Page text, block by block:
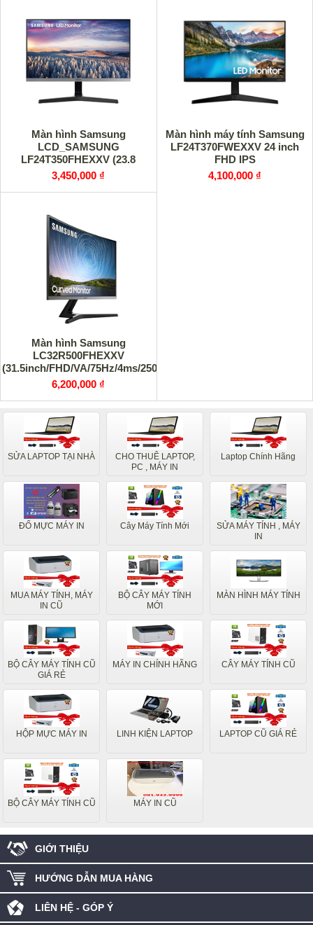
Màn hình Samsung
LCD_SAMSUNG
LF24T350FHEXXV (23.8
inch/FHD/LED/IPS/250cd/m²/HDMI+VGA/75Hz/5ms)
3,450,000 ₫
Màn hình máy tính Samsung
LF24T370FWEXXV 24 inch
FHD IPS
4,100,000 ₫
Màn hình Samsung
LC32R500FHEXXV
(31.5inch/FHD/VA/75Hz/4ms/250nits/HDMI+DSub+Audio)
6,200,000 ₫
SỬA LAPTOP TẠI NHÀ
CHO THUÊ LAPTOP,
PC , MÁY IN
Laptop Chính Hãng
ĐỔ MỰC MÁY IN Cây Máy Tính Mới
SỬA MÁY TÍNH , MÁY
IN
MUA MÁY TÍNH, MÁY
IN CŨ
BỘ CÂY MÁY TÍNH
MỚI
MÀN HÌNH MÁY TÍNH
BỘ CÂY MÁY TÍNH CŨ
GIÁ RẺ
MÁY IN CHÍNH HÃNG CÂY MÁY TÍNH CŨ
HỘP MỰC MÁY IN LINH KIỆN LAPTOP LAPTOP CŨ GIÁ RẺ
BỘ CÂY MÁY TÍNH CŨ MÁY IN CŨ
GIỚI THIỆU
HƯỚNG DẪN MUA HÀNG
LIÊN HỆ - GÓP Ý